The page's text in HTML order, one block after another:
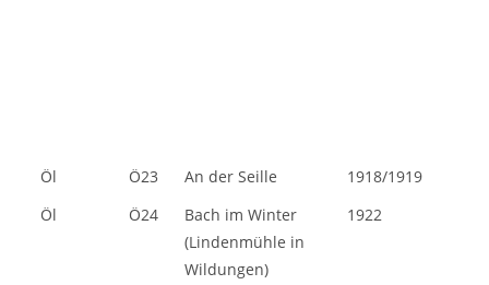
Öl Ö23 An der Seille
1918/1919
Öl
Ö24
Bach im Winter
(Lindenmühle in
Wildungen)
1922